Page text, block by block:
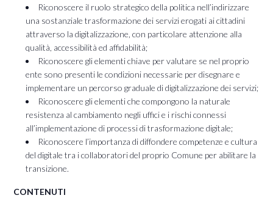
Riconoscere il ruolo strategico della politica nell’indirizzare
una sostanziale trasformazione dei servizi erogati ai cittadini
attraverso la digitalizzazione, con particolare attenzione alla
qualità, accessibilità ed affidabilità;
Riconoscere gli elementi chiave per valutare se nel proprio
ente sono presenti le condizioni necessarie per disegnare e
implementare un percorso graduale di digitalizzazione dei servizi;
Riconoscere gli elementi che compongono la naturale
resistenza al cambiamento negli uffici e i rischi connessi
all’implementazione di processi di trasformazione digitale;
Riconoscere l’importanza di diffondere competenze e cultura
del digitale tra i collaboratori del proprio Comune per abilitare la
transizione.
CONTENUTI